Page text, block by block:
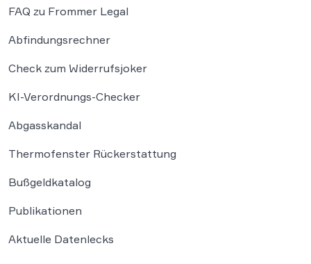
FAQ zu Frommer Legal
Abfindungsrechner
Check zum Widerrufsjoker
KI-Verordnungs-Checker
Abgasskandal
Thermofenster Rückerstattung
Bußgeldkatalog
Publikationen
Aktuelle Datenlecks